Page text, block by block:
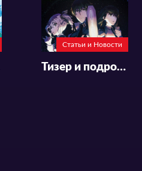
Статьи и Новости
Тизер и подробности к аниме «Mahouka Koukou no Rettousei (Zoku-hen)»